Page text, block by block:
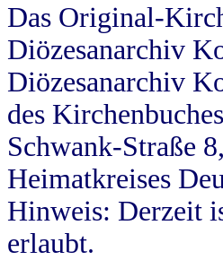
Das Original-
Diözesanarchiv
Diözesanarchiv
des
Schwank-Straße
Heimatkreises
Hinweis: Derzeit
erlaubt.